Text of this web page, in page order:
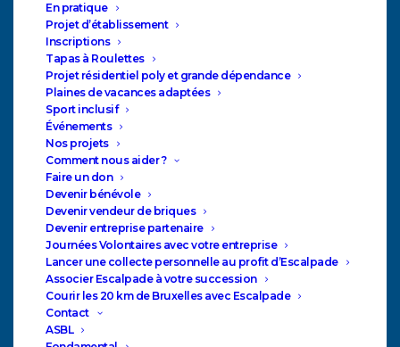
En pratique
Projet d’établissement
Inscriptions
Tapas à Roulettes
Projet résidentiel poly et grande dépendance
Plaines de vacances adaptées
Sport inclusif
Événements
Nos projets
Comment nous aider ?
Faire un don
Devenir bénévole
Devenir vendeur de briques
Devenir entreprise partenaire
Journées Volontaires avec votre entreprise
Lancer une collecte personnelle au profit d’Escalpade
Associer Escalpade à votre succession
Courir les 20 km de Bruxelles avec Escalpade
Contact
ASBL
€1001.000,00